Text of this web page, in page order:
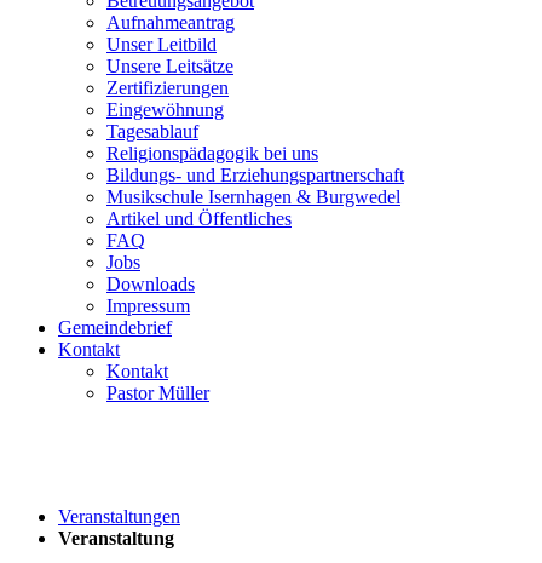
Aufnahmeantrag
Unser Leitbild
Unsere Leitsätze
Zertifizierungen
Eingewöhnung
Tagesablauf
Religionspädagogik bei uns
Bildungs- und Erziehungspartnerschaft
Musikschule Isernhagen & Burgwedel
Artikel und Öffentliches
FAQ
Jobs
Downloads
Impressum
Gemeindebrief
Kontakt
Kontakt
Pastor Müller
Veranstaltungen
Veranstaltung